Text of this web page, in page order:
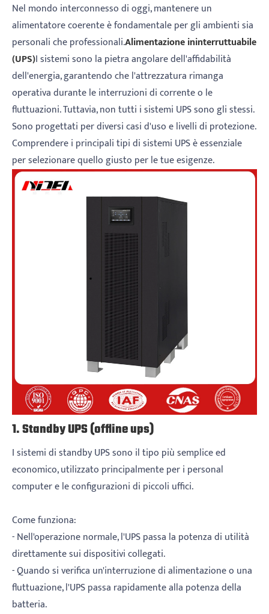
Nel mondo interconnesso di oggi, mantenere un
alimentatore coerente è fondamentale per gli ambienti sia
personali che professionali.Alimentazione ininterruttuabile
(UPS)I sistemi sono la pietra angolare dell'affidabilità
dell'energia, garantendo che l'attrezzatura rimanga
operativa durante le interruzioni di corrente o le
fluttuazioni. Tuttavia, non tutti i sistemi UPS sono gli stessi.
Sono progettati per diversi casi d'uso e livelli di protezione.
Comprendere i principali tipi di sistemi UPS è essenziale
per selezionare quello giusto per le tue esigenze.
1. Standby UPS (offline ups)
I sistemi di standby UPS sono il tipo più semplice ed
economico, utilizzato principalmente per i personal
computer e le configurazioni di piccoli uffici.
Come funziona:
- Nell'operazione normale, l'UPS passa la potenza di utilità
direttamente sui dispositivi collegati.
- Quando si verifica un'interruzione di alimentazione o una
fluttuazione, l'UPS passa rapidamente alla potenza della
batteria.